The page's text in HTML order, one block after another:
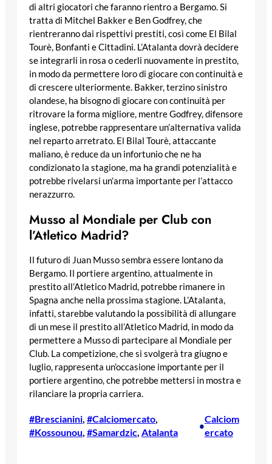
di altri giocatori che faranno rientro a Bergamo. Si
tratta di Mitchel Bakker e Ben Godfrey, che
rientreranno dai rispettivi prestiti, così come El Bilal
Tourè, Bonfanti e Cittadini. L’Atalanta dovrà decidere
se integrarli in rosa o cederli nuovamente in prestito,
in modo da permettere loro di giocare con continuità e
di crescere ulteriormente. Bakker, terzino sinistro
olandese, ha bisogno di giocare con continuità per
ritrovare la forma migliore, mentre Godfrey, difensore
inglese, potrebbe rappresentare un’alternativa valida
nel reparto arretrato. El Bilal Tourè, attaccante
maliano, è reduce da un infortunio che ne ha
condizionato la stagione, ma ha grandi potenzialità e
potrebbe rivelarsi un’arma importante per l’attacco
nerazzurro.
Musso al Mondiale per Club con
l’Atletico Madrid?
Il futuro di Juan Musso sembra essere lontano da
Bergamo. Il portiere argentino, attualmente in
prestito all’Atletico Madrid, potrebbe rimanere in
Spagna anche nella prossima stagione. L’Atalanta,
infatti, starebbe valutando la possibilità di allungare
di un mese il prestito all’Atletico Madrid, in modo da
permettere a Musso di partecipare al Mondiale per
Club. La competizione, che si svolgerà tra giugno e
luglio, rappresenta un’occasione importante per il
portiere argentino, che potrebbe mettersi in mostra e
rilanciare la propria carriera.
#Brescianini #Calciomercato
#Kossounou #Samardzic Atalanta
•
Calciom
ercato